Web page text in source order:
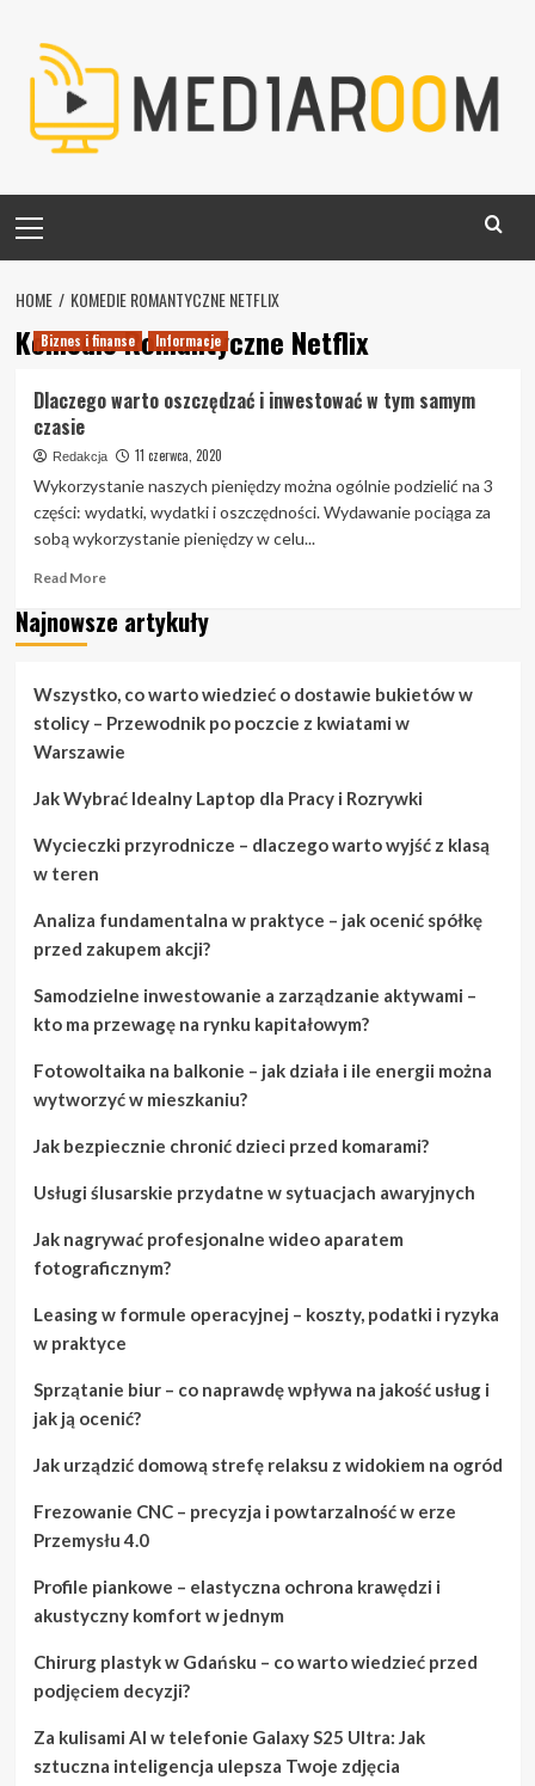
content
Menu
HOME KOMEDIE ROMANTYCZNE NETFLIX
Komedie Romantyczne Netflix
Biznes i finanse Informacje
Dlaczego warto oszczędzać i inwestować w tym samym
czasie
Redakcja 11 czerwca, 2020
Wykorzystanie naszych pieniędzy można ogólnie podzielić na 3
części: wydatki, wydatki i oszczędności. Wydawanie pociąga za
sobą wykorzystanie pieniędzy w celu...
Read MoreRead
about
Dlaczego
inwestować
w
samym
Najnowsze artykuły
Wszystko, co warto wiedzieć o dostawie bukietów w
stolicy – Przewodnik po poczcie z kwiatami w
Warszawie
Jak Wybrać Idealny Laptop dla Pracy i Rozrywki
Wycieczki przyrodnicze – dlaczego warto wyjść z klasą
w teren
Analiza fundamentalna w praktyce – jak ocenić spółkę
przed zakupem akcji?
Samodzielne inwestowanie a zarządzanie aktywami –
kto ma przewagę na rynku kapitałowym?
Fotowoltaika na balkonie – jak działa i ile energii można
wytworzyć w mieszkaniu?
Jak bezpiecznie chronić dzieci przed komarami?
Usługi ślusarskie przydatne w sytuacjach awaryjnych
Jak nagrywać profesjonalne wideo aparatem
fotograficznym?
Leasing w formule operacyjnej – koszty, podatki i ryzyka
w praktyce
Sprzątanie biur – co naprawdę wpływa na jakość usług i
jak ją ocenić?
Jak urządzić domową strefę relaksu z widokiem na ogród
Frezowanie CNC – precyzja i powtarzalność w erze
Przemysłu 4.0
Profile piankowe – elastyczna ochrona krawędzi i
akustyczny komfort w jednym
Chirurg plastyk w Gdańsku – co warto wiedzieć przed
podjęciem decyzji?
Za kulisami AI w telefonie Galaxy S25 Ultra: Jak
sztuczna inteligencja ulepsza Twoje zdjęcia